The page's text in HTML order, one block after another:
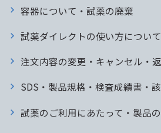
容器について・試薬の廃棄
試薬ダイレクトの使い方について
注文内容の変更・キャンセル・
SDS・製品規格・検査成績書・
試薬のご利用にあたって・製品